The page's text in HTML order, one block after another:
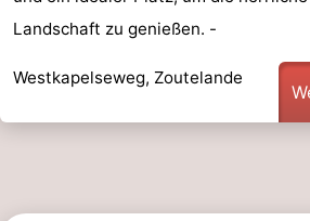
Landschaft zu genießen. -
Westkapelseweg, Zoutelande